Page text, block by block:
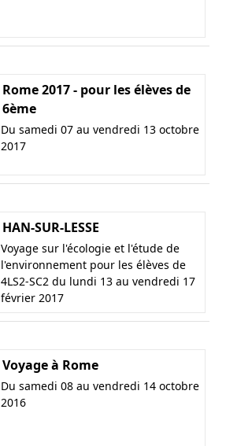
Rome 2017 - pour les élèves de
6ème
Du samedi 07 au vendredi 13 octobre
2017
HAN-SUR-LESSE
Voyage sur l'écologie et l'étude de
l'environnement pour les élèves de
4LS2-SC2 du lundi 13 au vendredi 17
février 2017
Voyage à Rome
Du samedi 08 au vendredi 14 octobre
2016